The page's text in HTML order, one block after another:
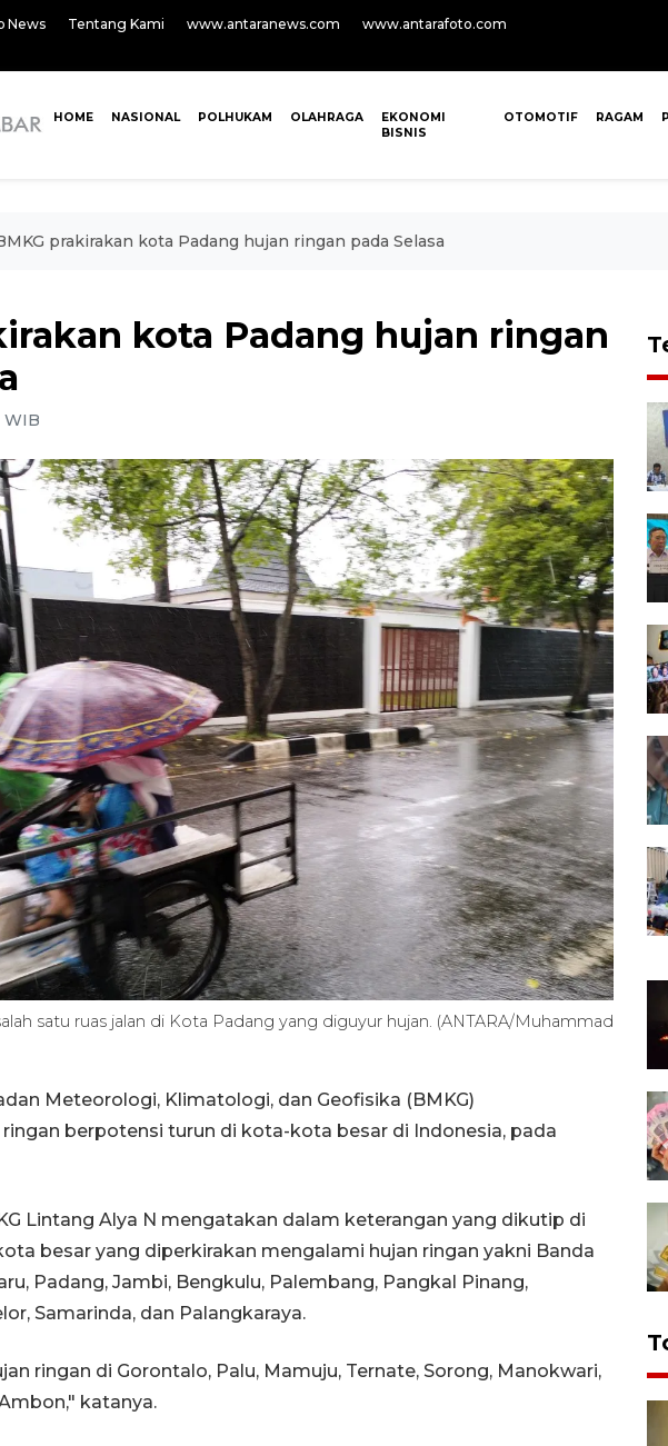
News Tentang Kami www.antaranews.com
www.antarafoto.com
HOME NASIONAL POLHUKAM OLAHRAGA
EKONOMI
BISNIS
OTOMOTIF RAGAM
prakirakan kota Padang hujan ringan pada Selasa
kota Padang hujan ringan
WIB
satu ruas jalan di Kota Padang yang diguyur hujan. (ANTARA/Muhammad
Meteorologi, Klimatologi, dan Geofisika (BMKG)
berpotensi turun di kota-kota besar di Indonesia, pada
Lintang Alya N mengatakan dalam keterangan yang dikutip di
besar yang diperkirakan mengalami hujan ringan yakni Banda
Padang, Jambi, Bengkulu, Palembang, Pangkal Pinang,
Samarinda, dan Palangkaraya.
ringan di Gorontalo, Palu, Mamuju, Ternate, Sorong, Manokwari,
katanya.